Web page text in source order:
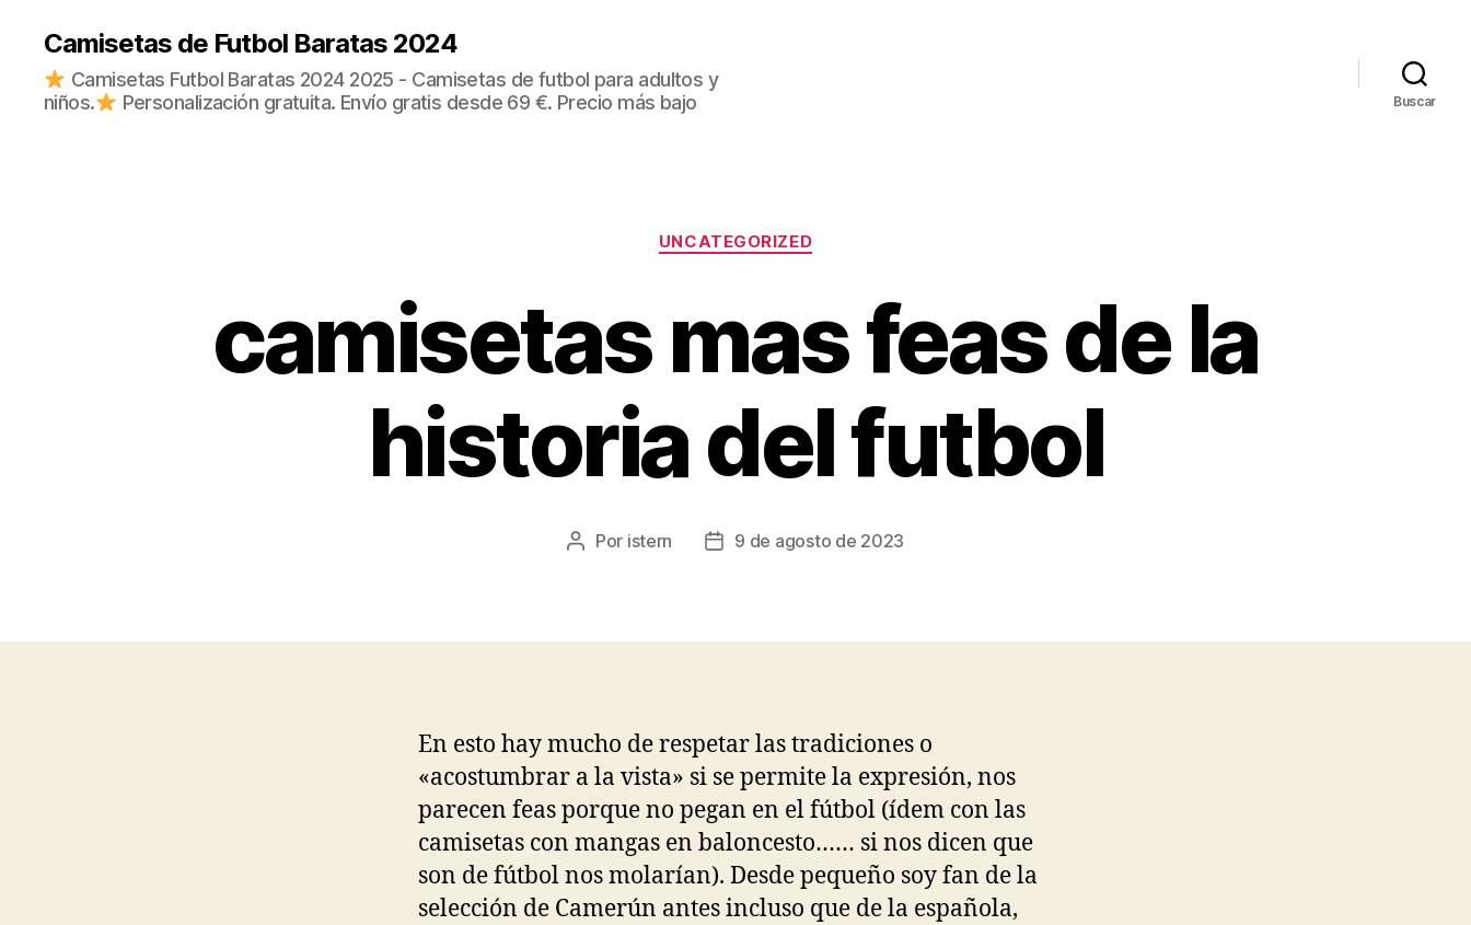
Camisetas de Futbol Baratas 2024
Camisetas Futbol Baratas 2024 2025 - Camisetas de futbol para adultos y
niños.
Personalización gratuita. Envío gratis desde 69 €. Precio más bajo Buscar
Categorías
UNCATEGORIZED
camisetas mas feas de la
historia del futbol
Autor
Por istern
Fecha9 de agosto de 2023
En esto hay mucho de respetar las tradiciones o
«acostumbrar a la vista» si se permite la expresión, nos
parecen feas porque no pegan en el fútbol (ídem con las
camisetas con mangas en baloncesto…… si nos dicen que
son de fútbol nos molarían). Desde pequeño soy fan de la
selección de Camerún antes incluso que de la española,